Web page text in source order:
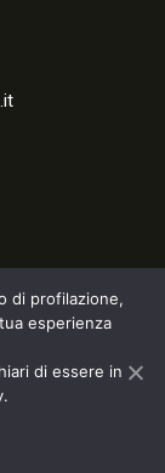
di profilazione,
esperienza
di essere in